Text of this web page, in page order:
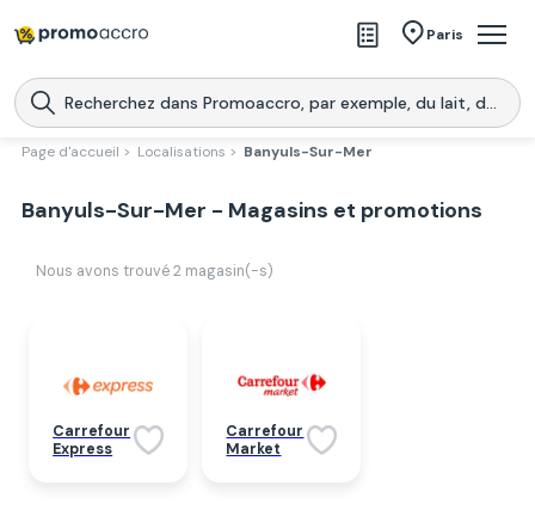
Paris
Magasins
Produits
Promoaccro
l'application
Page d'accueil > Localisations > Banyuls-Sur-Mer
Banyuls-Sur-Mer - Magasins et promotions
Nous avons trouvé 2 magasin(-s)
Carrefour
Express
Carrefour
Market